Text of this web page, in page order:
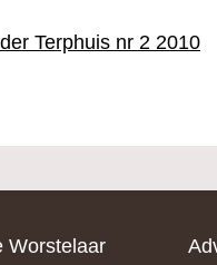
Terphuis nr 2 2010
Worstelaar